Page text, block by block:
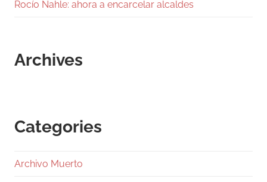
Rocío Nahle: ahora a encarcelar alcaldes
Archives
Categories
Archivo Muerto